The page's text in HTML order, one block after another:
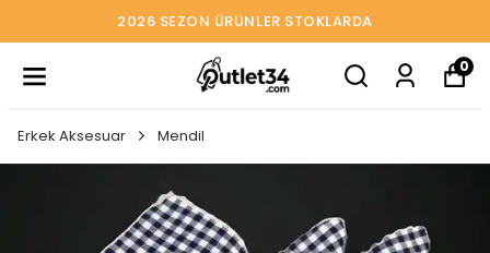
2026 SEZON ÜRÜNLER STOKLARDA
0
Erkek Aksesuar Mendil